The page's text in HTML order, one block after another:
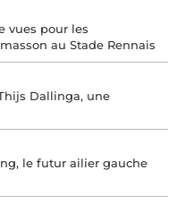
vues pour les
au Stade Rennais
Dallinga, une
le futur ailier gauche